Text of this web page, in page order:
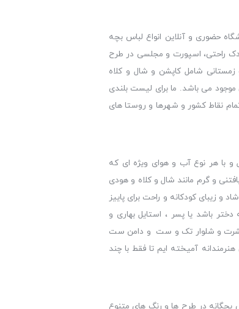
حضوری و آنلاین انواع لباس بچه
راحتی، اسپورت و مجلسی در طرح
زمستانی شامل کاپشن و شال و کلاه
می باشد. ما برای لیست بلندی
نقاط کشور و شهرها و روستا های
با هر نوع آب و هوای ویژه ای که
و گرم مانند شال و کلاه و هودی
و زیبای کودکانه و راحت برای پاییز
باشد یا پسر ، استایل بهاری و
تیشرت و شلوار تک و ست و دامن ست
آمیخته ایم تا فقط با چند
بچگانه در طرح ها و رنگ های متنوع